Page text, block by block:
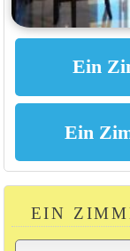
EIN